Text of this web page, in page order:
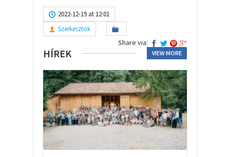
2022-12-19 at 12:01
Szerkesztok
Share via:
HÍREK VIEW MORE